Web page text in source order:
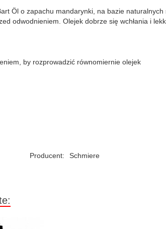
Öl o zapachu mandarynki, na bazie naturalnych
odwodnieniem. Olejek dobrze się wchłania i
by rozprowadzić równomiernie olejek
Producent: Schmiere